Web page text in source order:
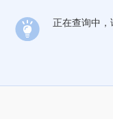
正在查询中，